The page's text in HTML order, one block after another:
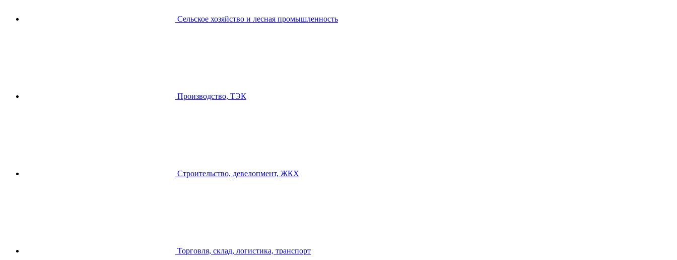
Сельское хозяйство и лесная промышленность
Производство, ТЭК
Строительство, девелопмент, ЖКХ
Торговля, склад, логистика, транспорт